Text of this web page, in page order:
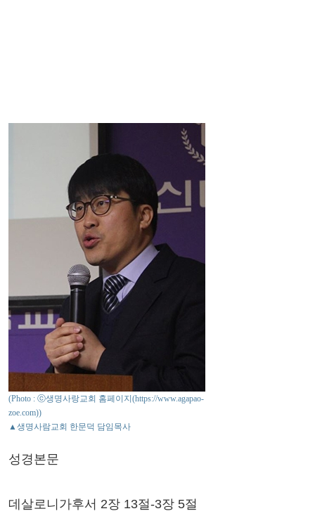
(Photo : ⓒ생명사랑교회 홈페이지(https://www.agapao-
zoe.com))
▲생명사람교회 한문덕 담임목사
성경본문
데살로니가후서 2장 13절-3장 5절